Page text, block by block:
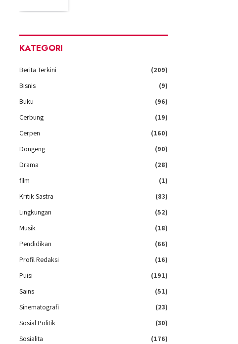
KATEGORI
Berita Terkini
(209)
Bisnis
(9)
Buku
(96)
Cerbung
(19)
Cerpen
(160)
Dongeng
(90)
Drama
(28)
film
(1)
Kritik Sastra
(83)
Lingkungan
(52)
Musik
(18)
Pendidikan
(66)
Profil Redaksi
(16)
Puisi
(191)
Sains
(51)
Sinematografi
(23)
Sosial Politik
(30)
Sosialita
(176)